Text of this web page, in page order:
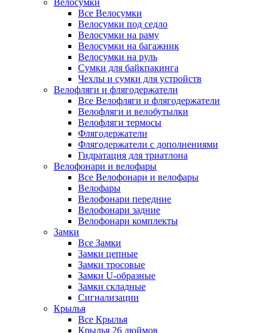
Велосумки
Все Велосумки
Велосумки под седло
Велосумки на раму
Велосумки на багажник
Велосумки на руль
Сумки для байкпакинга
Чехлы и сумки для устройств
Велофляги и флягодержатели
Все Велофляги и флягодержатели
Велофляги и велобутылки
Велофляги термосы
Флягодержатели
Флягодержатели с дополнениями
Гидратация для триатлона
Велофонари и велофары
Все Велофонари и велофары
Велофары
Велофонари передние
Велофонари задние
Велофонари комплекты
Замки
Все Замки
Замки цепные
Замки тросовые
Замки U-образные
Замки складные
Сигнализации
Крылья
Все Крылья
Крылья 26 дюймов